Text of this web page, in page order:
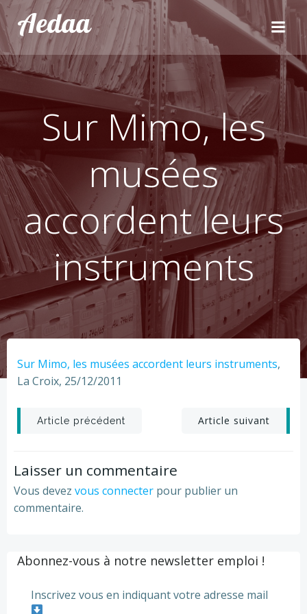
Aller
au
contenu
Aedaa
Sur Mimo, les
musées
accordent leurs
instruments
Sur Mimo, les musées accordent leurs instruments,
La Croix, 25/12/2011
Post
navigation
Article précédent
Post
navigation
Article suivant
Laisser un commentaire
Vous devez vous connecter pour publier un
commentaire.
Abonnez-vous à notre newsletter emploi !
Inscrivez vous en indiquant votre adresse mail